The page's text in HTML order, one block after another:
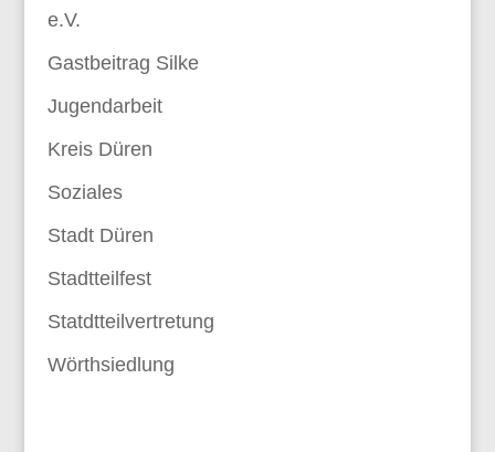
e.V.
Gastbeitrag Silke
Jugendarbeit
Kreis Düren
Soziales
Stadt Düren
Stadtteilfest
Statdtteilvertretung
Wörthsiedlung